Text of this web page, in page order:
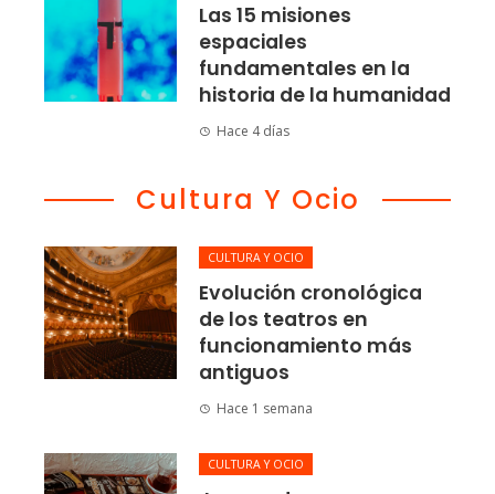
Las 15 misiones
espaciales
fundamentales en la
historia de la humanidad
Hace 4 días
Cultura Y Ocio
CULTURA Y OCIO
Evolución cronológica
de los teatros en
funcionamiento más
antiguos
Hace 1 semana
CULTURA Y OCIO